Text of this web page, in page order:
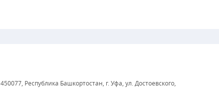
450077, Республика Башкортостан, г. Уфа, ул. Достоевского,